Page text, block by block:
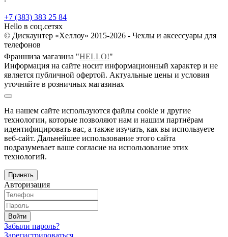
+7 (383) 383 25 84
Hello в соц.сетях
© Дискаунтер «Хеллоу» 2015-2026 - Чехлы и аксессуары для
телефонов
Франшиза магазина "HELLO!"
Информация на сайте носит информационный характер и не
является публичной офертой. Актуальные цены и условия
уточняйте в розничных магазинах
На нашем сайте используются файлы cookie и другие
технологии, которые позволяют нам и нашим партнёрам
идентифицировать вас, а также изучать, как вы используете
веб-сайт. Дальнейшее использование этого сайта
подразумевает ваше согласие на использование этих
технологий.
Принять
Авторизация
Войти
Забыли пароль?
Зарегистрироваться